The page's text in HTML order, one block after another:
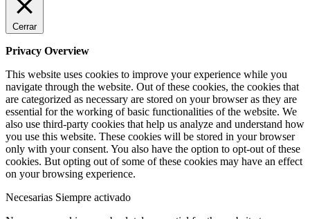
Cerrar
Privacy Overview
This website uses cookies to improve your experience while you
navigate through the website. Out of these cookies, the cookies that
are categorized as necessary are stored on your browser as they are
essential for the working of basic functionalities of the website. We
also use third-party cookies that help us analyze and understand how
you use this website. These cookies will be stored in your browser
only with your consent. You also have the option to opt-out of these
cookies. But opting out of some of these cookies may have an effect
on your browsing experience.
Necesarias Siempre activado